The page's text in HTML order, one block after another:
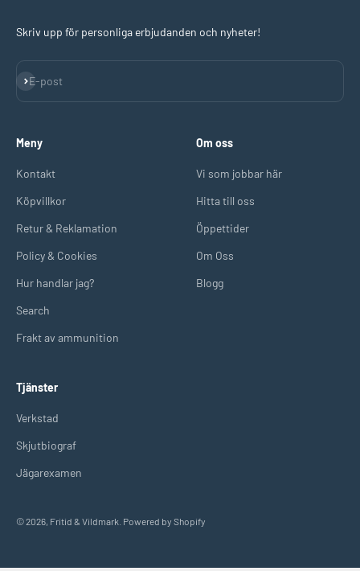
Skriv upp för personliga erbjudanden och nyheter!
E-post
Prenumerera
Meny
Kontakt
Köpvillkor
Retur & Reklamation
Policy & Cookies
Hur handlar jag?
Search
Frakt av ammunition
Om oss
Vi som jobbar här
Hitta till oss
Öppettider
Om Oss
Blogg
Tjänster
Verkstad
Skjutbiograf
Jägarexamen
© 2026, Fritid & Vildmark. Powered by Shopify